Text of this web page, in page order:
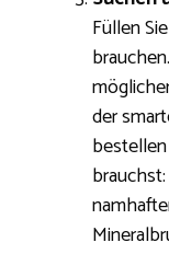
Füllen
der